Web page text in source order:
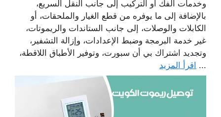
وخدمات الفك أو التركيب إلى جانب النقل السريع،
بالإضافة إلى ما يوفره من قطع الغيار والملحقات، أو
الكابلات والوصلات، إلى جانب الستاندات والريموتات،
غير خدمة البرمجة وضبط الإعدادات، وإزالة التشفير،
وتجديد اشتراك بي أن سبورت، وتوفير الأطباق اللاقطة،
... اقرأ المزيد